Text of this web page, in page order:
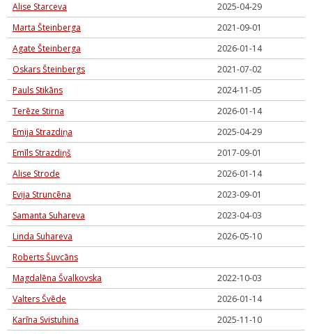
Alise Starceva
2025-04-29
Marta Šteinberga
2021-09-01
Agate Šteinberga
2026-01-14
Oskars Šteinbergs
2021-07-02
Pauls Stikāns
2024-11-05
Terēze Stirna
2026-01-14
Emija Strazdiņa
2025-04-29
Emīls Strazdiņš
2017-09-01
Alise Strode
2026-01-14
Evija Struncēna
2023-09-01
Samanta Suhareva
2023-04-03
Linda Suhareva
2026-05-10
Roberts Šuvcāns
Magdalēna Švalkovska
2022-10-03
Valters Švēde
2026-01-14
Karīna Svistuhina
2025-11-10